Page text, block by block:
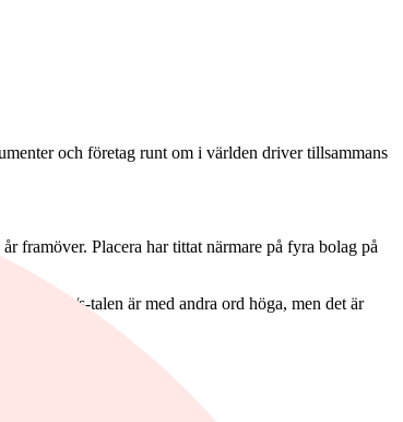
och företag runt om i världen driver tillsammans
framöver. Placera har tittat närmare på fyra bolag på
året. P/s-talen är med andra ord höga, men det är